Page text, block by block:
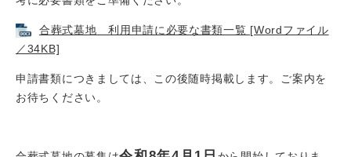
合葬式墓地 利用申請に必要な書類一覧 [Wordファイル
／34KB]
申請書類につきましては、この後随時掲載します。ご案内を
お待ちください。